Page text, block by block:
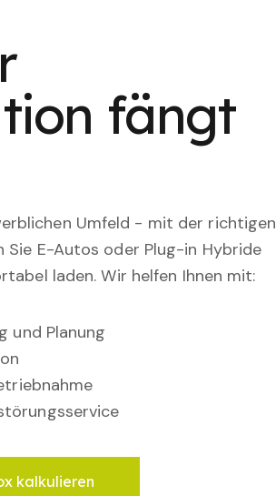
fängt
Umfeld - mit der richtigen
Sie E-Autos oder Plug-in Hybride
laden. Wir helfen Ihnen mit:
und Planung
kalkulieren